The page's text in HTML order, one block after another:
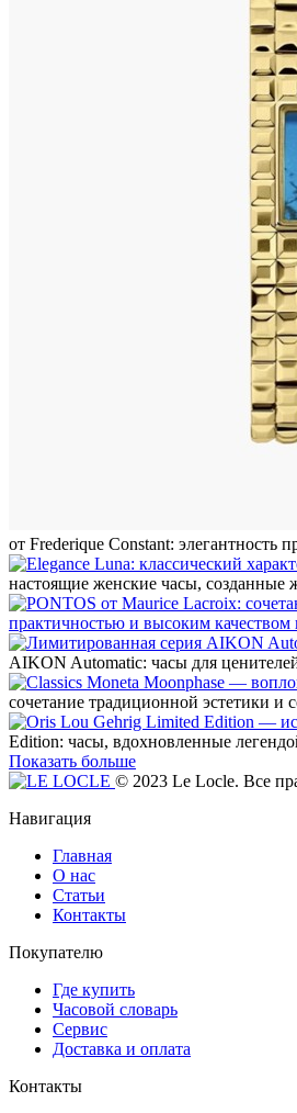
от Frederique Constant: элегантность
настоящие женские часы,
практичностью и высоким качеством
AIKON Automatic: часы для
сочетание традиционной эстетики и
Edition: часы, вдохновленные
Показать больше
© 2023 Le Locle. Все
Навигация
Главная
О нас
Статьи
Контакты
Покупателю
Где купить
Часовой словарь
Сервис
Доставка и оплата
Контакты